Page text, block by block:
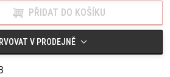
Kappa, Krauser, Hepco & Becker,
trubky,
PŘIDAT DO KOŠÍKU
V PRODEJNĚ